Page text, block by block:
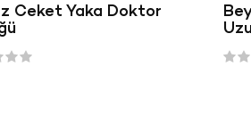
Ceket Yaka Doktor